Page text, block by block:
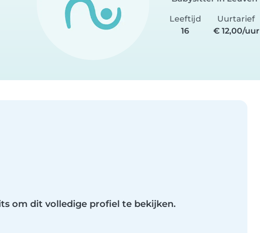
Leeftijd
16
Uurtarief
€ 12,00/uur
om dit volledige profiel te bekijken.